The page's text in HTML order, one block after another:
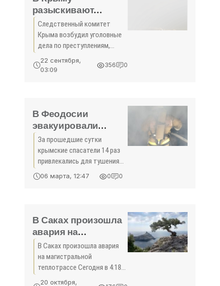
разыскивают
преступников,
совершивших
тяжкие
преступления в
Алуште -
Следственный комитет
Крыма возбудил уголовные
дела по преступлениям,
совершенным в Алуште в
различные годы. Об этом
22 сентября,
03:09
356 0
В Феодосии
эвакуировали
четверых крымчан
из горящего дома -
«Происшествия
Крыма»
За прошедшие сутки
крымские спасатели 14 раз
привлекались для тушения
пожаров, 3 возгорания
произошло в жилом
растительности и мусора,
сообщает
06 марта, 12:47 0 0
В Саках произошла
авария на
магистральной
теплотрассе -
«Происшествия»
В Саках произошла авария
на магистральной
теплотрассе Сегодня в 4:18
утра на магистральной
20 октября,